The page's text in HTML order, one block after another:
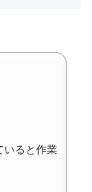
いると作業